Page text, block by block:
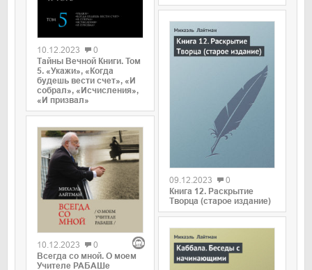
10.12.2023
0
Тайны Вечной Книги. Том
5. «Укажи», «Когда
будешь вести счет», «И
собрал», «Исчисления»,
«И призвал»
10.12.2023
0
Всегда со мной. О моем
Учителе РАБАШе
09.12.2023
0
Книга 12. Раскрытие
Творца (старое издание)